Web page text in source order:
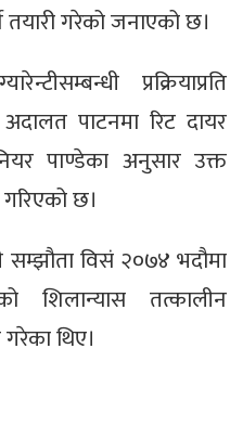
गरेको जनाएको छ।
प्रक्रियाप्रति
पाटनमा रिट दायर
पाण्डेका अनुसार उक्त
छ।
सम्झौता विसं २०७४ भदौमा
शिलान्यास तत्कालीन
थिए।